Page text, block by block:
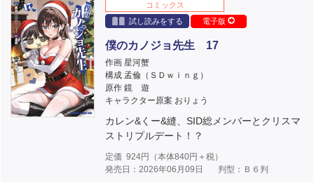
コミックス
試し読みをする
電子版
僕のカノジョ先生 17
作画 星河蟹
構成 孟倫（ＳＤｗｉｎｇ）
原作 鏡 遊
キャラクター原案 おりょう
カレン&くー&縫、SID総メンバーとクリスマ
ストリプルデート！？
定価 924円（本体840円＋税）
発売日：2026年06月09日
判型：Ｂ６判